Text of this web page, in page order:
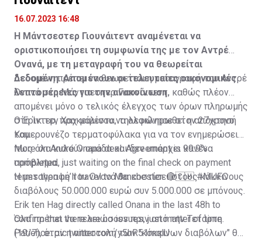
16.07.2023 16:48
Η Μάντσεστερ Γιουνάιτεντ αναμένεται να
οριστικοποιήσει τη συμφωνία της με τον Αντρέ
Ονανά, με τη μεταγραφή του να θεωρείται
δεδομένη. Απομένουν οι τελευταίες οικονομικές
λεπτομέρειες για την ανακοίνωση.
Δεδομένη πρέπει να θεωρείται η μεταγραφή του Αντρέ
Ονανά στη Μάντσεστερ Γιουνάιτεντ, καθώς πλέον
απομένει μόνο ο τελικός έλεγχος των όρων πληρωμής
στη Ίντερ, προκειμένου να ολοκληρωθεί η απόκτησή
του.
Ο Έρικ τεν Χαχ μάλιστα, τηλεφώνησε στον 27χρονο
Καμερουνέζο τερματοφύλακα για να τον ενημερώσει
πως όλα κυλούν ομάδα και δεν υπάρχει κανένα
πρόβλημα.
More on André Onana deal. Agreement is 99.9%
completed, just waiting on the final check on payment
terms then he’ll travel to Manchester. 🔴🇨🇲#MUFC
Erik ten Hag directly called Onana in the last 48h to
confirm that there are no issues, just matter of time.
Patience.pic.twitter.com/y5hR51mqlU
Η μεταγραφή του Ονανά θα κοστίσει στους κόκκινους
διαβόλους 50.000.000 ευρώ συν 5.000.000 σε μπόνους.
Όλα πρέπει να τελειώσουν πριν από την Τετάρτη
(19/7), όταν η αποστολή των "κόκκινων διαβόλων" θα